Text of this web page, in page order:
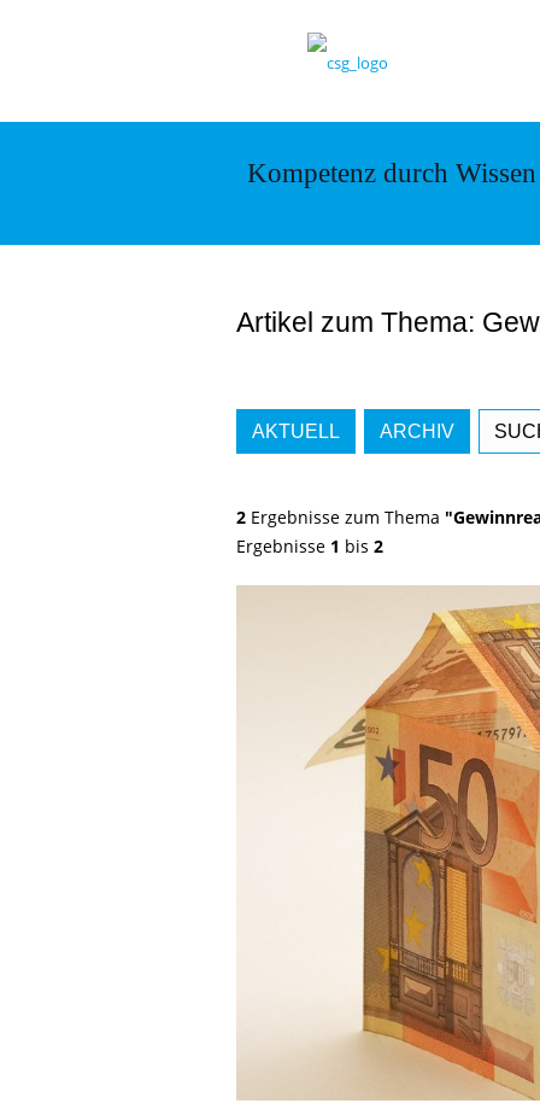
Kompetenz durch Wissen
Artikel zum Thema:
AKTUELL ARCHIV
2Ergebnisse zum Thema
Ergebnisse 1 bis 2